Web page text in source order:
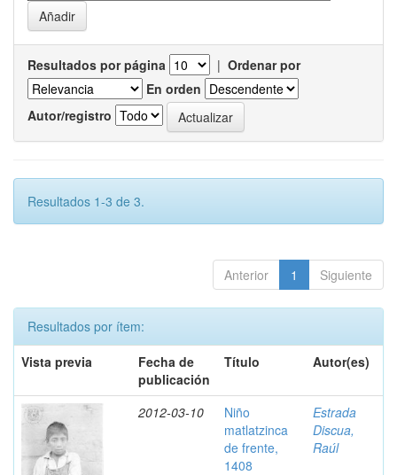
Resultados por página | Ordenar por
En orden
Autor/registro
Resultados 1-3 de 3.
Anterior 1 Siguiente
Resultados por ítem:
Vista previa
Fecha de
publicación
Título Autor(es)
2012-03-10
Niño
matlatzinca
de frente,
1408
Estrada
Discua,
Raúl